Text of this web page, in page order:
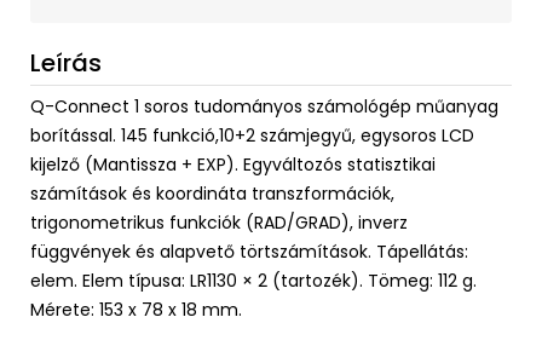
Leírás
Q-Connect 1 soros tudományos számológép műanyag
borítással. 145 funkció,10+2 számjegyű, egysoros LCD
kijelző (Mantissza + EXP). Egyváltozós statisztikai
számítások és koordináta transzformációk,
trigonometrikus funkciók (RAD/GRAD), inverz
függvények és alapvető törtszámítások. Tápellátás:
elem. Elem típusa: LR1130 × 2 (tartozék). Tömeg: 112 g.
Mérete: 153 x 78 x 18 mm.